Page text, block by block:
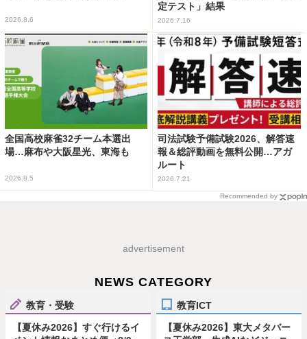
2026.8.6
定テスト」結果
2026.7.16
全国高校麻雀32チーム本選出
場…麻布や大阪星光、東海も
2026.8.5
司法試験予備試験2026、解答速
報＆総評動画を無料公開…アガ
ルート
2026.7.21
Recommended by
advertisement
NEWS CATEGORY
教育・受験
【夏休み2026】すぐ行けるイ
教育ICT
【夏休み2026】東大メタバー